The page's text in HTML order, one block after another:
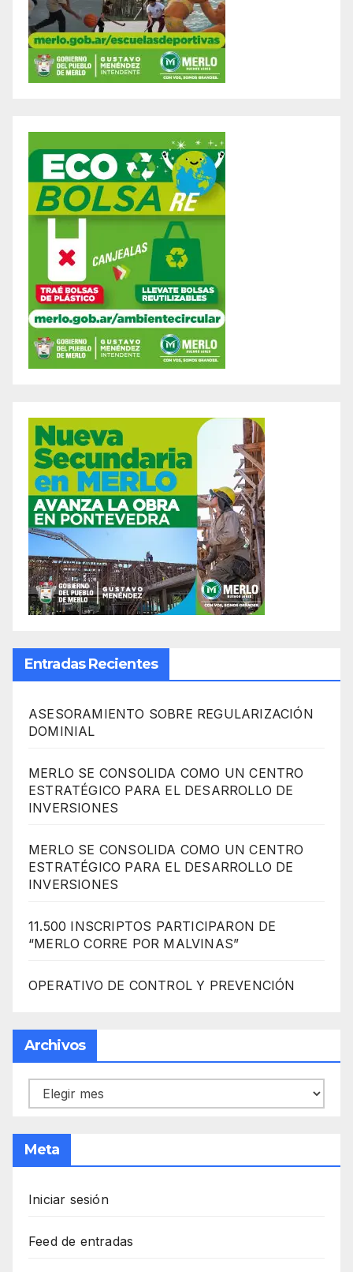
Entradas Recientes
ASESORAMIENTO SOBRE REGULARIZACIÓN
DOMINIAL
MERLO SE CONSOLIDA COMO UN CENTRO
ESTRATÉGICO PARA EL DESARROLLO DE
INVERSIONES
MERLO SE CONSOLIDA COMO UN CENTRO
ESTRATÉGICO PARA EL DESARROLLO DE
INVERSIONES
11.500 INSCRIPTOS PARTICIPARON DE
“MERLO CORRE POR MALVINAS”
OPERATIVO DE CONTROL Y PREVENCIÓN
Archivos
Archivos
Meta
Iniciar sesión
Feed de entradas